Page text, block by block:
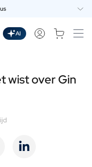
AI
wist over Gin